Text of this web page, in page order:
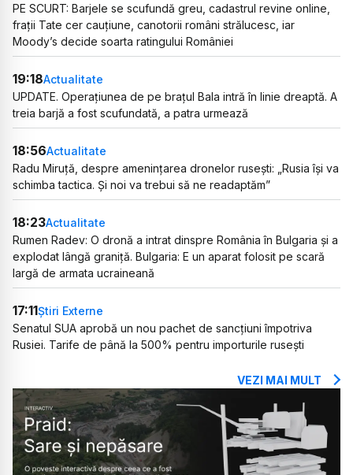
PE SCURT: Barjele se scufundă greu, cadastrul revine online,
frații Tate cer cauțiune, canotorii români strălucesc, iar
Moody’s decide soarta ratingului României
19:18Actualitate
UPDATE. Operațiunea de pe brațul Bala intră în linie dreaptă. A
treia barjă a fost scufundată, a patra urmează
18:56Actualitate
Radu Miruță, despre amenințarea dronelor rusești: „Rusia își va
schimba tactica. Și noi va trebui să ne readaptăm”
18:23Actualitate
Rumen Radev: O dronă a intrat dinspre România în Bulgaria și a
explodat lângă graniță. Bulgaria: E un aparat folosit pe scară
largă de armata ucraineană
17:11Știri Externe
Senatul SUA aprobă un nou pachet de sancțiuni împotriva
Rusiei. Tarife de până la 500% pentru importurile rusești
VEZI MAI MULT